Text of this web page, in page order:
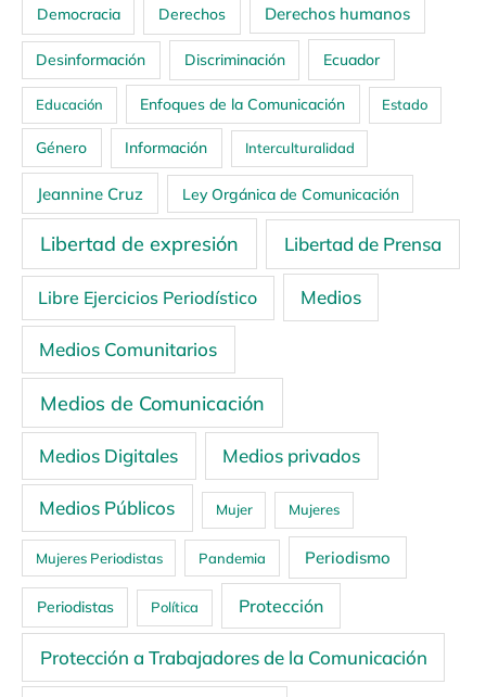
Democracia Derechos Derechos humanos
Desinformación Discriminación Ecuador
Educación Enfoques de la Comunicación Estado
Género Información Interculturalidad
Jeannine Cruz Ley Orgánica de Comunicación
Libertad de expresión Libertad de Prensa
Libre Ejercicios Periodístico Medios
Medios Comunitarios
Medios de Comunicación
Medios Digitales Medios privados
Medios Públicos Mujer Mujeres
Mujeres Periodistas Pandemia Periodismo
Periodistas Política Protección
Protección a Trabajadores de la Comunicación